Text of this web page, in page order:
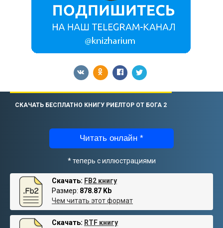
СКАЧАТЬ БЕСПЛАТНО КНИГУ РИЕЛТОР ОТ БОГА 2
Читать онлайн *
* теперь с иллюстрациями
Скачать: FB2 книгу
Размер: 878.87 Kb
Чем читать этот формат
Скачать: RTF книгу